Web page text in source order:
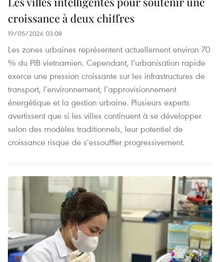
croissance à deux chiffres
19/05/2026 03:08
Les zones urbaines représentent actuellement environ 70
% du PIB vietnamien. Cependant, l’urbanisation rapide
exerce une pression croissante sur les infrastructures de
transport, l’environnement, l’approvisionnement
énergétique et la gestion urbaine. Plusieurs experts
avertissent que si les villes continuent à se développer
selon des modèles traditionnels, leur potentiel de
croissance risque de s’essouffler progressivement.